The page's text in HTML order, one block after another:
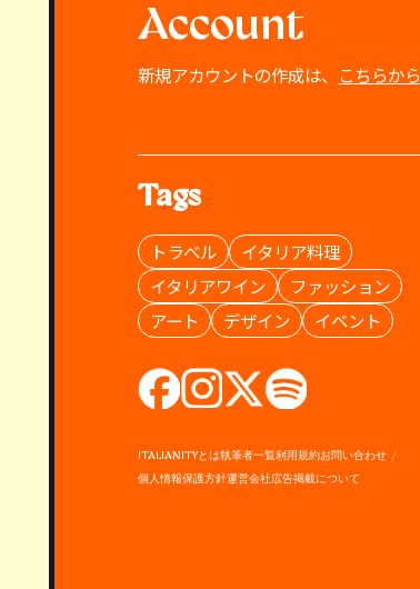
Account
新規アカウントの作成は、 こちらから
Tags
トラベル
イタリア料理
イタリアワイン
ファッション
アート
デザイン イベント
ITALIANITYとは執筆者一覧利用規約お問い合わせ
個人情報保護方針運営会社広告掲載について